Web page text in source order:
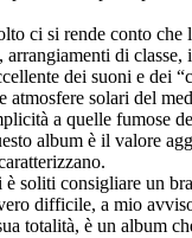
ci si rende conto che
arrangiamenti di classe,
dei suoni e dei
atmosfere solari del
a quelle fumose
album è il valore
è soliti consigliare un
difficile, a mio
totalità, è un album